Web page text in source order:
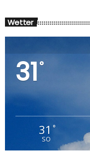
Wetter
31 °
31 °
SO